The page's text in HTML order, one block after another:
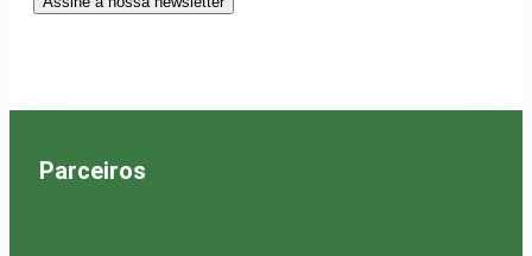
Parceiros